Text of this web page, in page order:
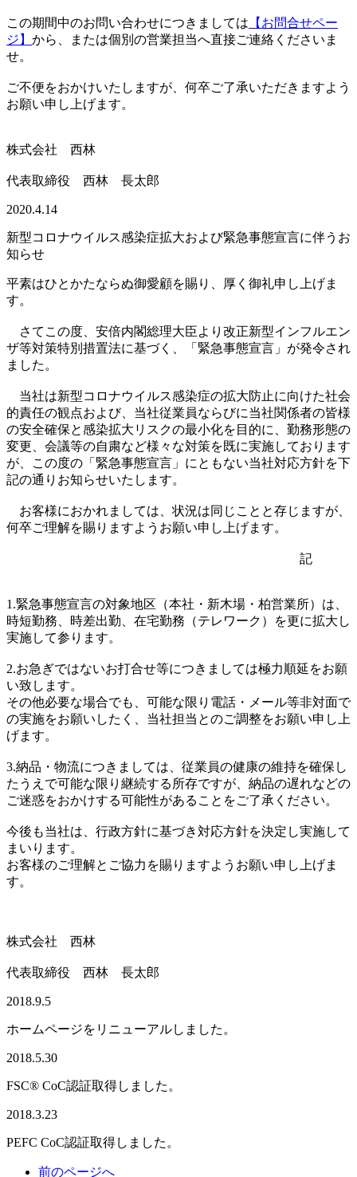
この期間中のお問い合わせにつきましては 【お問合せペー
ジ】 から、または個別の営業担当へ直接ご連絡くださいま
せ。
ご不便をおかけいたしますが、何卒ご了承いただきますよう
お願い申し上げます。
株式会社 西林
代表取締役 西林 長太郎
2020.4.14
新型コロナウイルス感染症拡大および緊急事態宣言に伴うお
知らせ
平素はひとかたならぬ御愛顧を賜り、厚く御礼申し上げま
す。
さてこの度、安倍内閣総理大臣より改正新型インフルエン
ザ等対策特別措置法に基づく、「緊急事態宣言」が発令され
ました。
当社は新型コロナウイルス感染症の拡大防止に向けた社会
的責任の観点および、当社従業員ならびに当社関係者の皆様
の安全確保と感染拡大リスクの最小化を目的に、勤務形態の
変更、会議等の自粛など様々な対策を既に実施しております
が、この度の「緊急事態宣言」にともない当社対応方針を下
記の通りお知らせいたします。
お客様におかれましては、状況は同じことと存じますが、
何卒ご理解を賜りますようお願い申し上げます。
記
1.緊急事態宣言の対象地区（本社・新木場・柏営業所）は、
時短勤務、時差出勤、在宅勤務（テレワーク）を更に拡大し
実施して参ります。
2.お急ぎではないお打合せ等につきましては極力順延をお願
い致します。
その他必要な場合でも、可能な限り電話・メール等非対面で
の実施をお願いしたく、当社担当とのご調整をお願い申し上
げます。
3.納品・物流につきましては、従業員の健康の維持を確保し
たうえで可能な限り継続する所存ですが、納品の遅れなどの
ご迷惑をおかけする可能性があることをご了承ください。
今後も当社は、行政方針に基づき対応方針を決定し実施して
まいります。
お客様のご理解とご協力を賜りますようお願い申し上げま
す。
株式会社 西林
代表取締役 西林 長太郎
2018.9.5
ホームページをリニューアルしました。
2018.5.30
FSC® CoC認証取得しました。
2018.3.23
PEFC CoC認証取得しました。
前のページへ